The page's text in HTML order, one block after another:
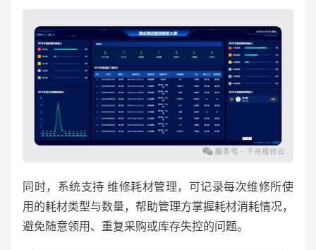
同时，系统支持 维修耗材管理，可记录每次维修所使
用的耗材类型与数量，帮助管理方掌握耗材消耗情况，
避免随意领用、重复采购或库存失控的问题。